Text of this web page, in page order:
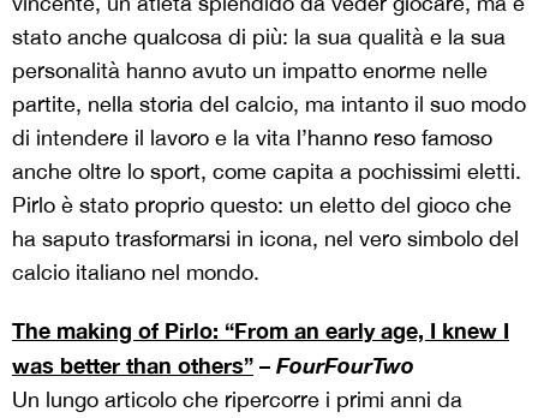
stato anche qualcosa di più: la sua qualità e la sua
personalità hanno avuto un impatto enorme nelle
partite, nella storia del calcio, ma intanto il suo modo
di intendere il lavoro e la vita l’hanno reso famoso
anche oltre lo sport, come capita a pochissimi eletti.
Pirlo è stato proprio questo: un eletto del gioco che
ha saputo trasformarsi in icona, nel vero simbolo del
calcio italiano nel mondo.
The making of Pirlo: “From an early age, I knew I
was better than others” – FourFourTwo
Un lungo articolo che ripercorre i primi anni da